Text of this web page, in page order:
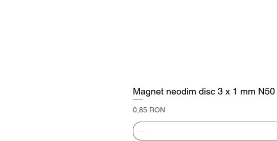
Magnet neodim disc 3 x 1 mm N50
Preț
0,85 RON